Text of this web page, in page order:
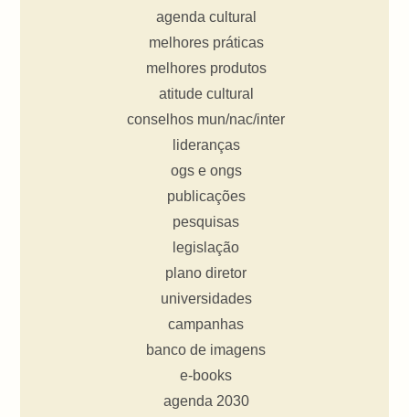
agenda cultural
melhores práticas
melhores produtos
atitude cultural
conselhos mun/nac/inter
lideranças
ogs e ongs
publicações
pesquisas
legislação
plano diretor
universidades
campanhas
banco de imagens
e-books
agenda 2030